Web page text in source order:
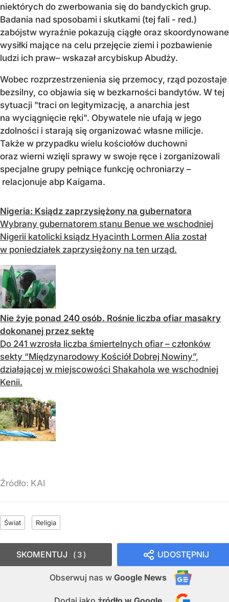
niektórych do zwerbowania się do bandyckich grup.
Badania nad sposobami i skutkami (tej fali - red.)
zabójstw wyraźnie pokazują ciągłe oraz skoordynowane
wysiłki mające na celu przejęcie ziemi i pozbawienie
ludzi ich praw– wskazał arcybiskup Abudży.
Wobec rozprzestrzenienia się przemocy, rząd pozostaje
bezsilny, co objawia się w bezkarności bandytów. W tej
sytuacji "traci on legitymizację, a anarchia jest
na wyciągnięcie ręki". Obywatele nie ufają w jego
zdolności i starają się organizować własne milicje.
Także w przypadku wielu kościołów duchowni
oraz wierni wzięli sprawy w swoje ręce i zorganizowali
specjalne grupy pełniące funkcję ochroniarzy –
relacjonuje abp Kaigama.
Nigeria: Ksiądz zaprzysiężony na gubernatora
Wybrany gubernatorem stanu Benue we wschodniej
Nigerii katolicki ksiądz Hyacinth Lormen Alia został
w poniedziałek zaprzysiężony na ten urząd.
Nie żyje ponad 240 osób. Rośnie liczba ofiar masakry
dokonanej przez sektę
Do 241 wzrosła liczba śmiertelnych ofiar – członków
sekty “Międzynarodowy Kościół Dobrej Nowiny”,
działającej w miejscowości Shakahola we wschodniej
Kenii.
Źródło: KAI
Świat Religia
UDOSTĘPNIJ
Obserwuj nas w Google News
SKOMENTUJ 3